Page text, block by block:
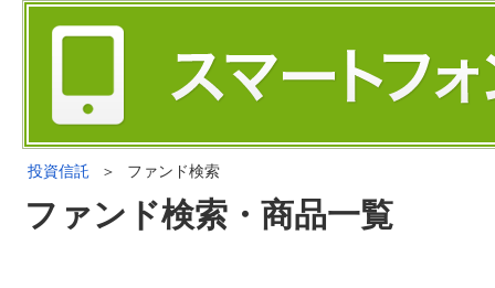
投資信託 ＞ ファンド検索
ファンド検索・商品一覧